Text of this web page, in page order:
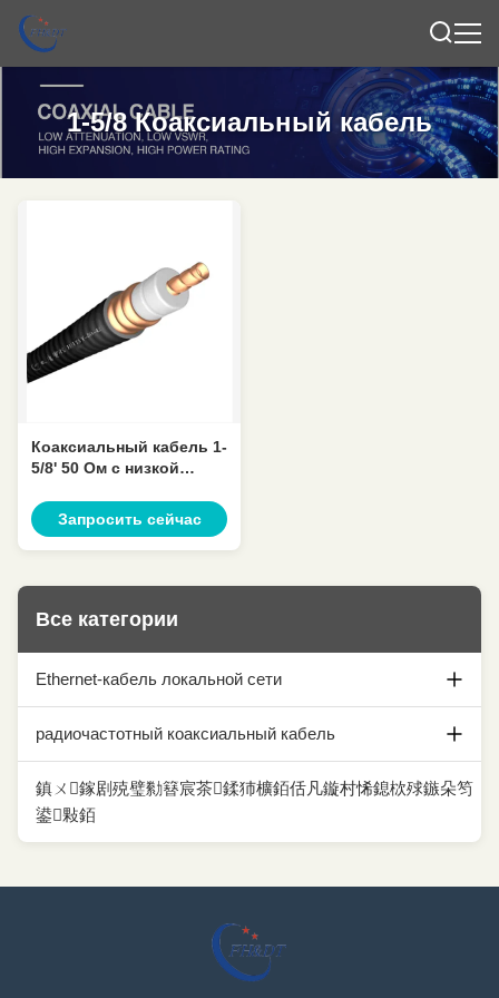
1-5/8 Коаксиальный кабель
Коаксиальный кабель 1-
5/8' 50 Ом с низкой
для радиочастот
Запросить сейчас
Все категории
Ethernet-кабель локальной сети
Кабель ethernet Cat5e
кабель ethernet cat6
Кабель ethernet Cat7
радиочастотный коаксиальный кабель
коаксиальный кабель 1/2
7/8 коаксиальных кабелей
Коаксиальный кабель
1-5/8 Коаксиальный кабель
鎮ㄨ鎵剧殑璧勬簮宸茶鍒犻櫎銆佸凡鏇村悕鎴栨殏鏃朵笉
鍙敤銆